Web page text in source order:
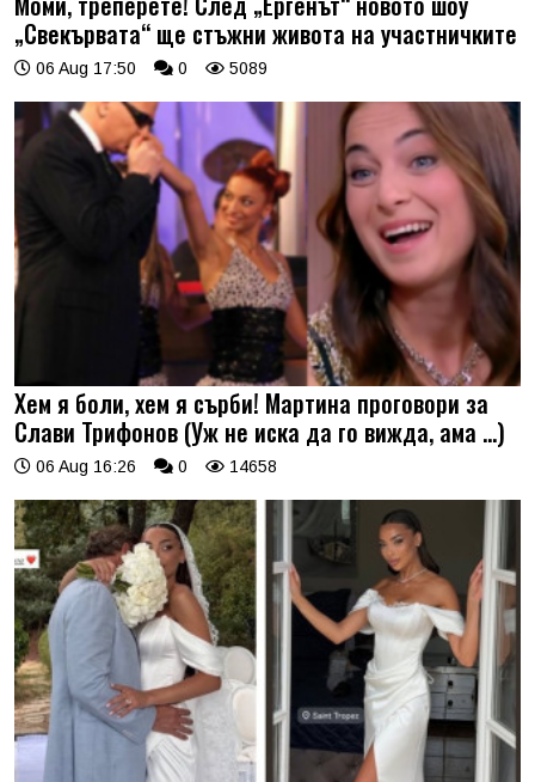
„Свекървата“ ще стъжни живота на участничките
06 Aug 17:50 0 5089
Хем я боли, хем я сърби! Мартина проговори за
Слави Трифонов (Уж не иска да го вижда, ама …)
06 Aug 16:26 0 14658